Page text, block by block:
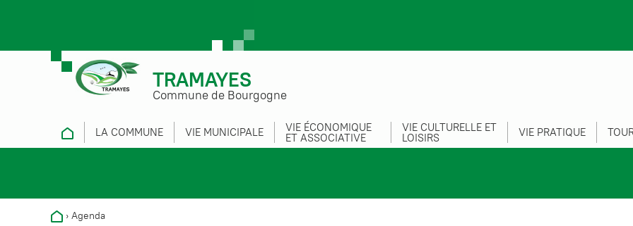
TRAMAYES
Commune de Bourgogne
LA COMMUNE VIE MUNICIPALE VIE ÉCONOMIQUE
ET ASSOCIATIVE
VIE CULTURELLE ET
LOISIRS VIE PRATIQUE
› Agenda